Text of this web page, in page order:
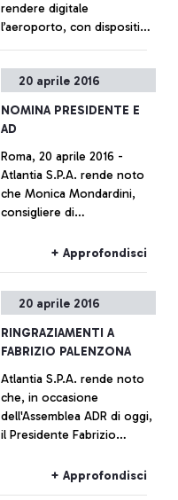
rendere digitale
l’aeroporto, con dispositivi
viaggio dei passeggeri
+ Approfondisci
20 aprile 2016
NOMINA PRESIDENTE E
AD
Roma, 20 aprile 2016 -
Atlantia S.P.A. rende noto
che Monica Mondardini,
consigliere di
società, è stata nominata
odierna dell'azienda
ferme restando le sue
attuali cariche nel gruppo
CIR. Il Consiglio di
Amministrazione di
subito dopo l'Assemblea, ha
nominato amministratore
+ Approfondisci
20 aprile 2016
RINGRAZIAMENTI A
FABRIZIO PALENZONA
Atlantia S.P.A. rende noto
che, in occasione
dell'Assemblea ADR di oggi,
il Presidente Fabrizio
mandato di Presidente di
+ Approfondisci